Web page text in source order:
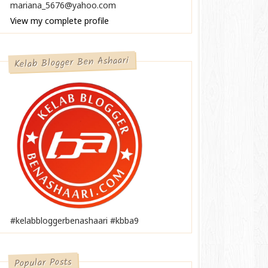
mariana_5676@yahoo.com
View my complete profile
Kelab Blogger Ben Ashaari
#kelabbloggerbenashaari #kbba9
Popular Posts